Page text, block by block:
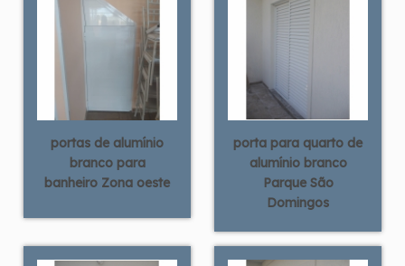
portas de alumínio
branco para
banheiro Zona oeste
porta para quarto de
alumínio branco
Parque São
Domingos